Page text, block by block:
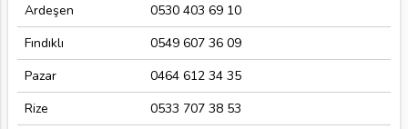
Ardeşen
0530 403 69 10
Fındıklı
0549 607 36 09
Pazar
0464 612 34 35
Rize
0533 707 38 53